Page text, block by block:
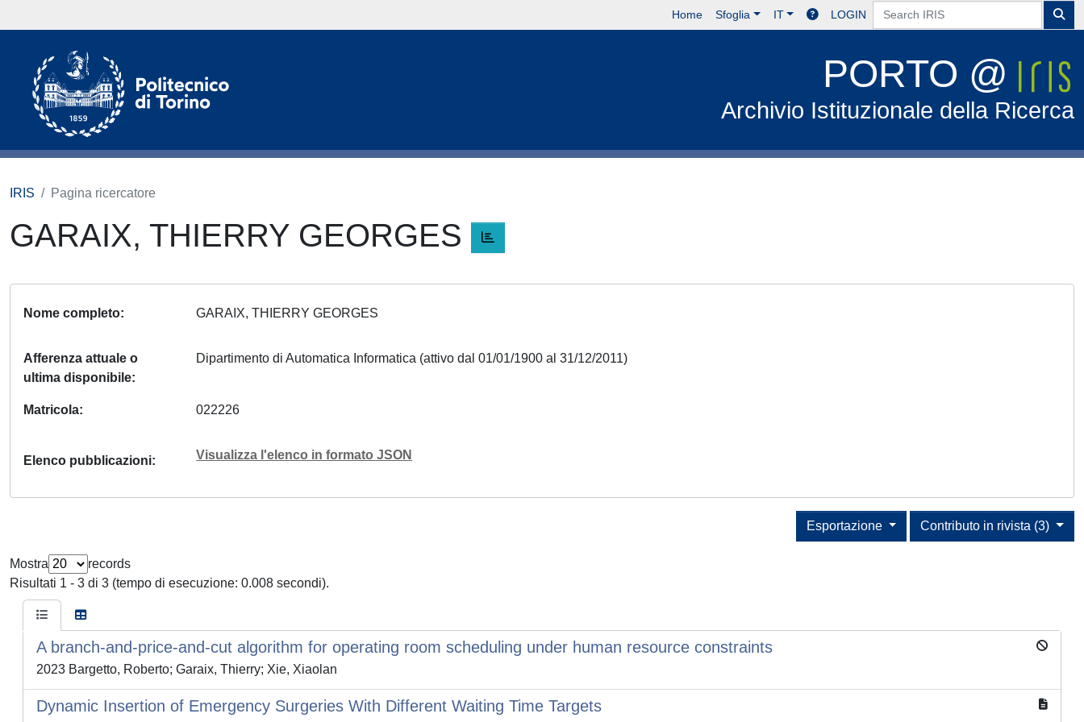
Home Sfoglia IT LOGIN
PORTO @
Archivio Istituzionale della Ricerca
IRIS Pagina ricercatore
GARAIX, THIERRY GEORGES
Nome completo GARAIX, THIERRY GEORGES
Afferenza attuale o
ultima disponibile
Dipartimento di Automatica Informatica (attivo dal 01/01/1900 al 31/12/2011)
Matricola 022226
Elenco pubblicazioni Visualizza l'elenco in formato JSON
Contributo in rivista (3)
Esportazione
Mostra
records
Risultati 1 - 3 di 3 (tempo di esecuzione: 0.008 secondi).
A branch-and-price-and-cut algorithm for operating room scheduling under human resource constraints
2023 Bargetto, Roberto; Garaix, Thierry; Xie, Xiaolan
Dynamic Insertion of Emergency Surgeries With Different Waiting Time Targets